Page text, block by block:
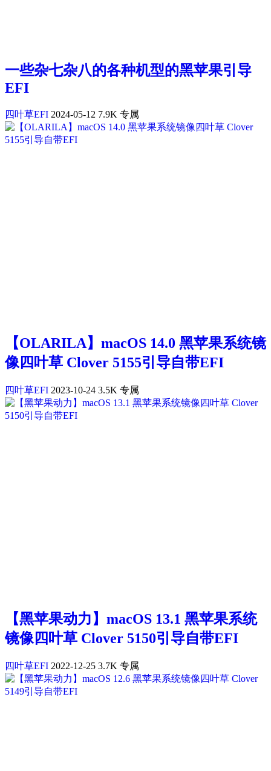
一些杂七杂八的各种机型的黑苹果引导
EFI
四叶草EFI 2024-05-12 7.9K 专属
【OLARILA】macOS 14.0 黑苹果系统镜
像四叶草 Clover 5155引导自带EFI
四叶草EFI 2023-10-24 3.5K 专属
【黑苹果动力】macOS 13.1 黑苹果系统
镜像四叶草 Clover 5150引导自带EFI
四叶草EFI 2022-12-25 3.7K 专属